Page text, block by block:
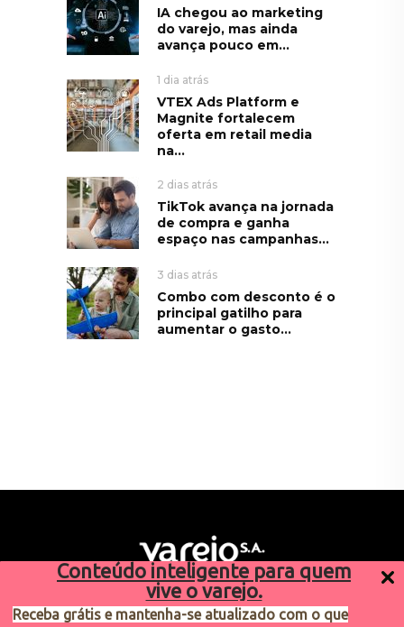
Conteúdo inteligente para quem
vive o varejo.
Receba grátis e mantenha-se atualizado com o que
IA chegou ao marketing
do varejo, mas ainda
avança pouco em...
1 dia atrás
VTEX Ads Platform e
Magnite fortalecem
oferta em retail media
na...
2 dias atrás
TikTok avança na jornada
de compra e ganha
espaço nas campanhas...
3 dias atrás
Combo com desconto é o
principal gatilho para
aumentar o gasto...